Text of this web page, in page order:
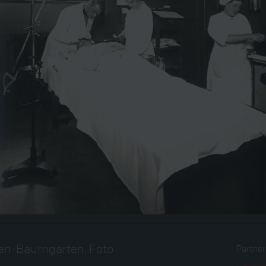
Baumgarten, Foto